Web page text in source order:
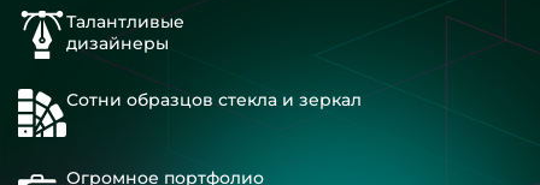
Талантливые
дизайнеры
Сотни образцов стекла и зеркал
Огромное портфолио